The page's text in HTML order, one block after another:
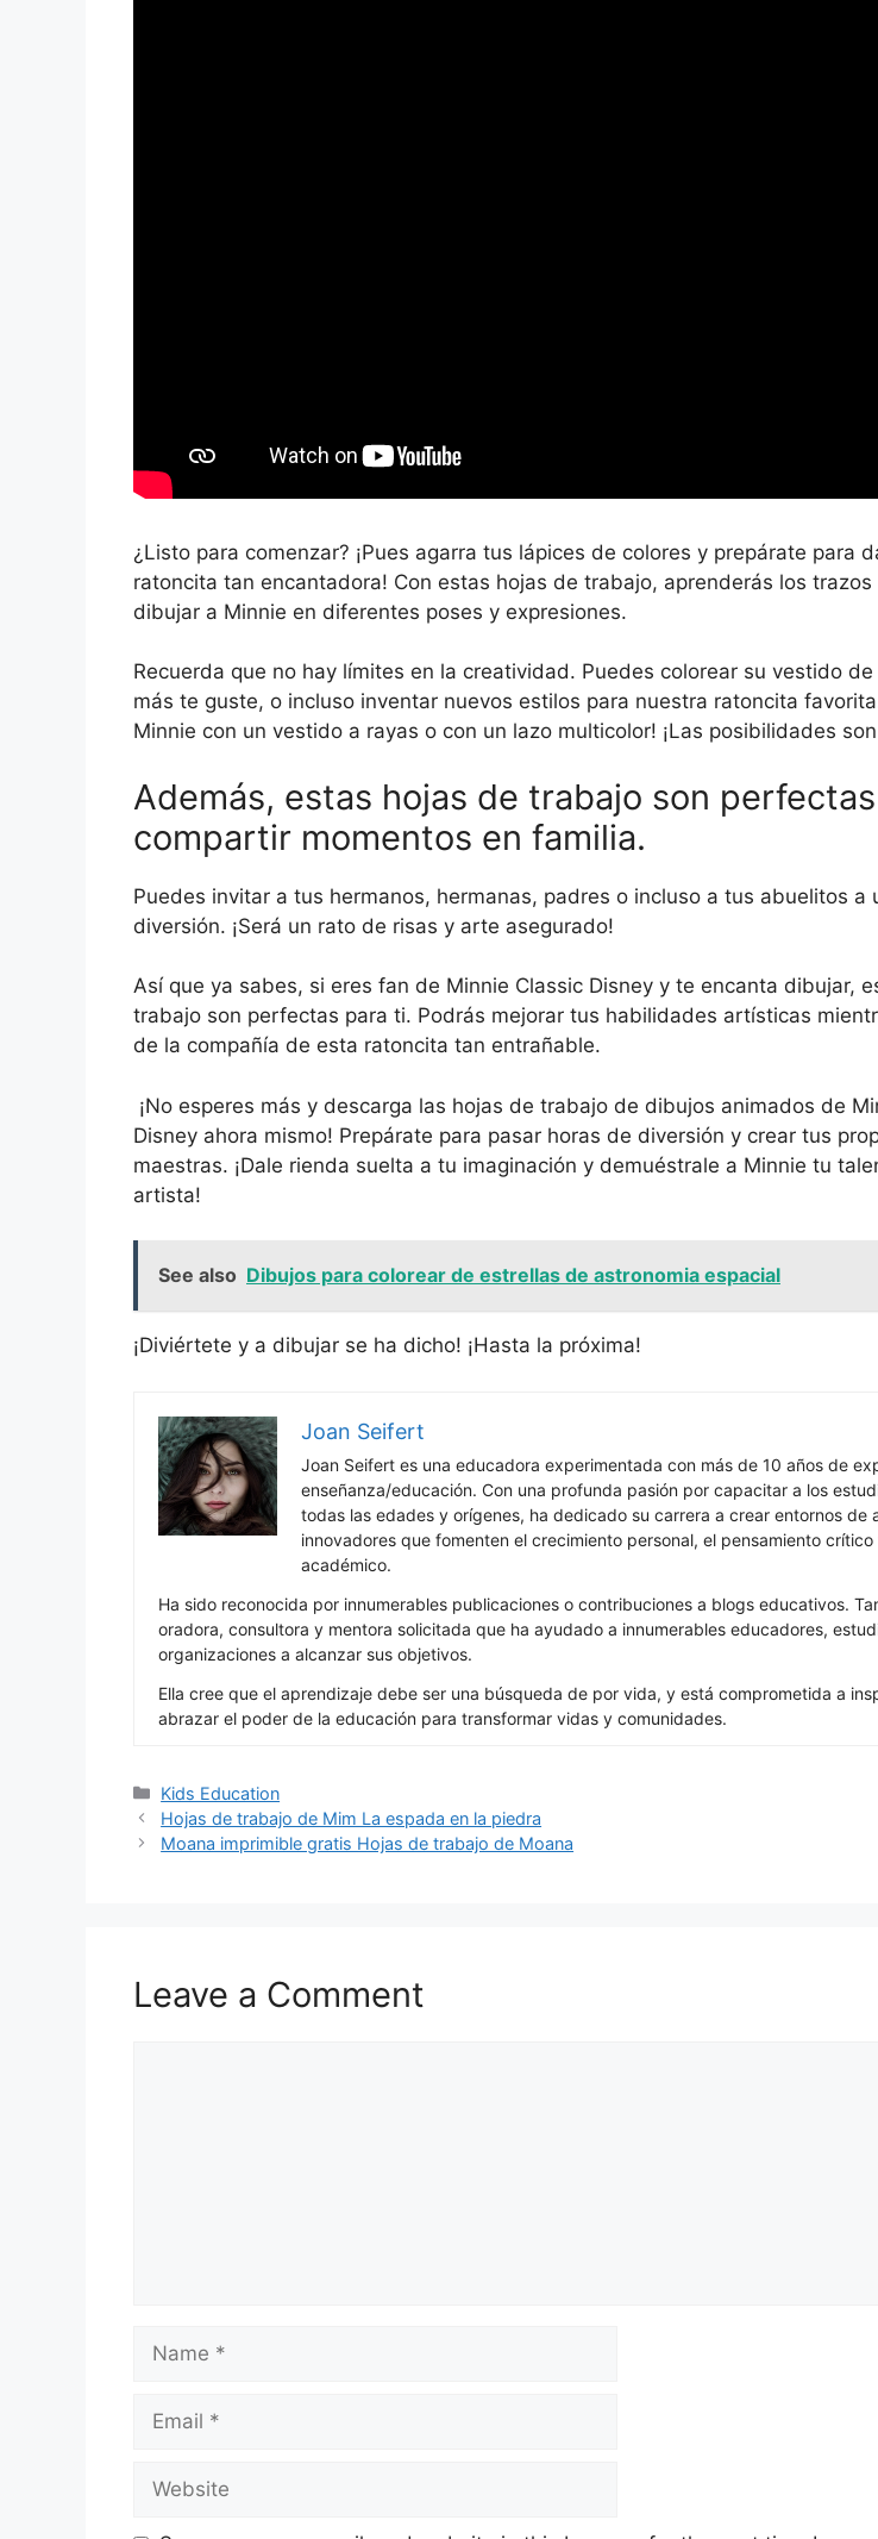
¿Listo para comenzar? ¡Pues agarra tus lápices de colores y prepárate para
ratoncita tan encantadora! Con estas hojas de trabajo, aprenderás los trazos
dibujar a Minnie en diferentes poses y expresiones.
Recuerda que no hay límites en la creatividad. Puedes colorear su vestido
más te guste, o incluso inventar nuevos estilos para nuestra ratoncita
Minnie con un vestido a rayas o con un lazo multicolor! ¡Las posibilidades
Además, estas hojas de trabajo son
compartir momentos en familia.
Puedes invitar a tus hermanos, hermanas, padres o incluso a tus abuelitos a
diversión. ¡Será un rato de risas y arte asegurado!
Así que ya sabes, si eres fan de Minnie Classic Disney y te encanta dibujar,
trabajo son perfectas para ti. Podrás mejorar tus habilidades artísticas
de la compañía de esta ratoncita tan entrañable.
¡No esperes más y descarga las hojas de trabajo de dibujos animados de
Disney ahora mismo! Prepárate para pasar horas de diversión y crear tus
maestras. ¡Dale rienda suelta a tu imaginación y demuéstrale a Minnie tu
artista!
See also Dibujos para colorear de estrellas de astronomia espacial
¡Diviértete y a dibujar se ha dicho! ¡Hasta la próxima!
Joan Seifert
Joan Seifert es una educadora experimentada con más de 10 años de
enseñanza/educación. Con una profunda pasión por capacitar a los
todas las edades y orígenes, ha dedicado su carrera a crear entornos de
innovadores que fomenten el crecimiento personal, el pensamiento
académico.
Ha sido reconocida por innumerables publicaciones o contribuciones a blogs educativos.
oradora, consultora y mentora solicitada que ha ayudado a innumerables educadores,
organizaciones a alcanzar sus objetivos.
Ella cree que el aprendizaje debe ser una búsqueda de por vida, y está comprometida a
abrazar el poder de la educación para transformar vidas y comunidades.
Categories
Kids Education
Hojas de trabajo de Mim La espada en la piedra
Moana imprimible gratis Hojas de trabajo de Moana
Leave a Comment